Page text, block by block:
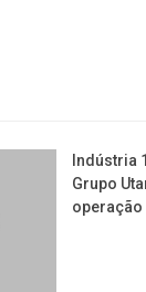
Indústria
Grupo
operação